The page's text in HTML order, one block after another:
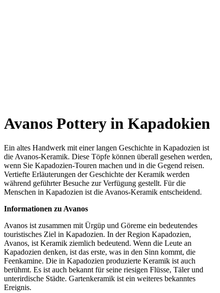
Avanos Pottery in Kapadokien
Ein altes Handwerk mit einer langen Geschichte in Kapadozien ist
die Avanos-Keramik. Diese Töpfe können überall gesehen werden,
wenn Sie Kapadozien-Touren machen und in die Gegend reisen.
Vertiefte Erläuterungen der Geschichte der Keramik werden
während geführter Besuche zur Verfügung gestellt. Für die
Menschen in Kapadozien ist die Avanos-Keramik entscheidend.
Informationen zu Avanos
Avanos ist zusammen mit Ürgüp und Göreme ein bedeutendes
touristisches Ziel in Kapadozien. In der Region Kapadozien,
Avanos, ist Keramik ziemlich bedeutend. Wenn die Leute an
Kapadozien denken, ist das erste, was in den Sinn kommt, die
Feenkamine. Die in Kapadozien produzierte Keramik ist auch
berühmt. Es ist auch bekannt für seine riesigen Flüsse, Täler und
unterirdische Städte. Gartenkeramik ist ein weiteres bekanntes
Ereignis.